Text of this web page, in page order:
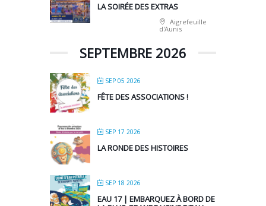
LA SOIRÉE DES EXTRAS
Aigrefeuille
d'Aunis
SEPTEMBRE 2026
SEP 05 2026
FÊTE DES ASSOCIATIONS !
SEP 17 2026
LA RONDE DES HISTOIRES
SEP 18 2026
EAU 17 | EMBARQUEZ À BORD DE